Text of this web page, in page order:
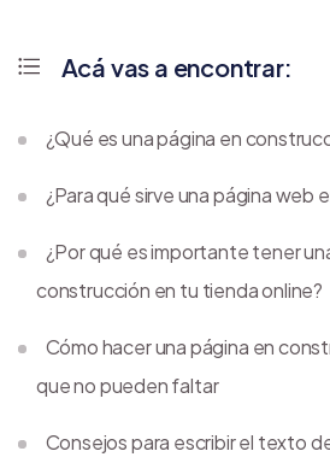
Acá vas a encontrar:
¿Qué es una página en
¿Para qué sirve una página web
¿Por qué es importante tener
construcción en tu tienda online?
Cómo hacer una página en
que no pueden faltar
Consejos para escribir el texto